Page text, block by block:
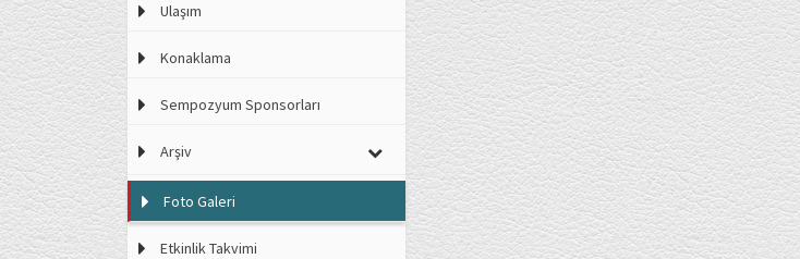
Ulaşım
Konaklama
Sempozyum Sponsorları
Arşiv
Foto Galeri
Etkinlik Takvimi